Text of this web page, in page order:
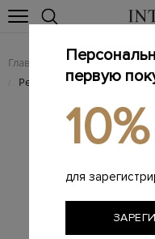
Главная Мужчинам /
/ Ремень B-Aron из кожи с
первую
10%
для